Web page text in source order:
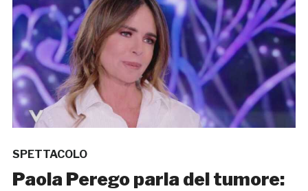
SPETTACOLO
Paola Perego parla del tumore: